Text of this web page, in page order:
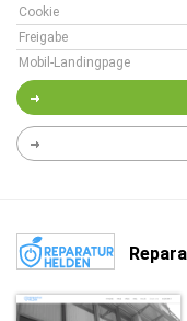
Cookie
Freigabe
Mobil-Landingpage